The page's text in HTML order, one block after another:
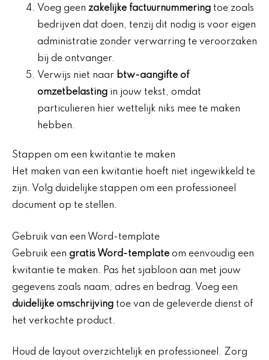
Voeg geen zakelijke factuurnummering toe zoals
bedrijven dat doen, tenzij dit nodig is voor eigen
administratie zonder verwarring te veroorzaken
bij de ontvanger.
Verwijs niet naar btw-aangifte of
omzetbelasting in jouw tekst, omdat
particulieren hier wettelijk niks mee te maken
hebben.
Stappen om een kwitantie te maken
Het maken van een kwitantie hoeft niet ingewikkeld te
zijn. Volg duidelijke stappen om een professioneel
document op te stellen.
Gebruik van een Word-template
Gebruik een gratis Word-template om eenvoudig een
kwitantie te maken. Pas het sjabloon aan met jouw
gegevens zoals naam, adres en bedrag. Voeg een
duidelijke omschrijving toe van de geleverde dienst of
het verkochte product.
Houd de layout overzichtelijk en professioneel. Zorg